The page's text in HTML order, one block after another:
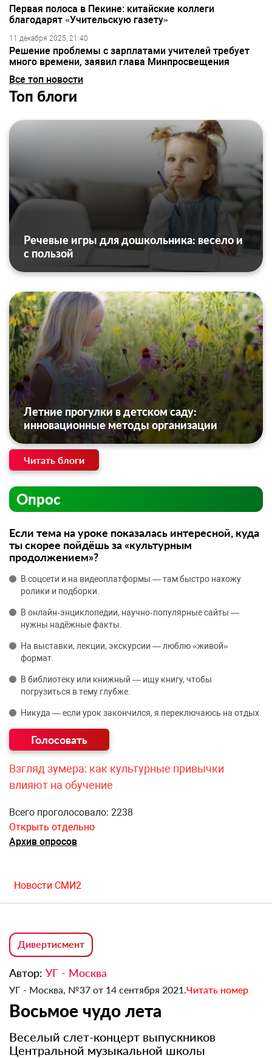
Первая полоса в Пекине: китайские коллеги
благодарят «Учительскую газету»
11 декабря 2025, 21:40
Решение проблемы с зарплатами учителей требует
много времени, заявил глава Минпросвещения
Все топ новости
Топ блоги
Речевые игры для дошкольника: весело и
с пользой
Летние прогулки в детском саду:
инновационные методы организации
Читать блоги
Опрос
Если тема на уроке показалась интересной, куда
ты скорее пойдёшь за «культурным
продолжением»?
В соцсети и на видеоплатформы — там быстро нахожу
ролики и подборки.
В онлайн‑энциклопедии, научно‑популярные сайты —
нужны надёжные факты.
На выставки, лекции, экскурсии — люблю «живой»
формат.
В библиотеку или книжный — ищу книгу, чтобы
погрузиться в тему глубже.
Никуда — если урок закончился, я переключаюсь на отдых.
Взгляд зумера: как культурные привычки
влияют на обучение
Всего проголосовало: 2238
Открыть отдельно
Архив опросов
Новости СМИ2
Дивертисмент
Автор: УГ - Москва
УГ - Москва, №37 от 14 сентября 2021.Читать номер
Восьмое чудо лета
Веселый слет-концерт выпускников
Центральной музыкальной школы